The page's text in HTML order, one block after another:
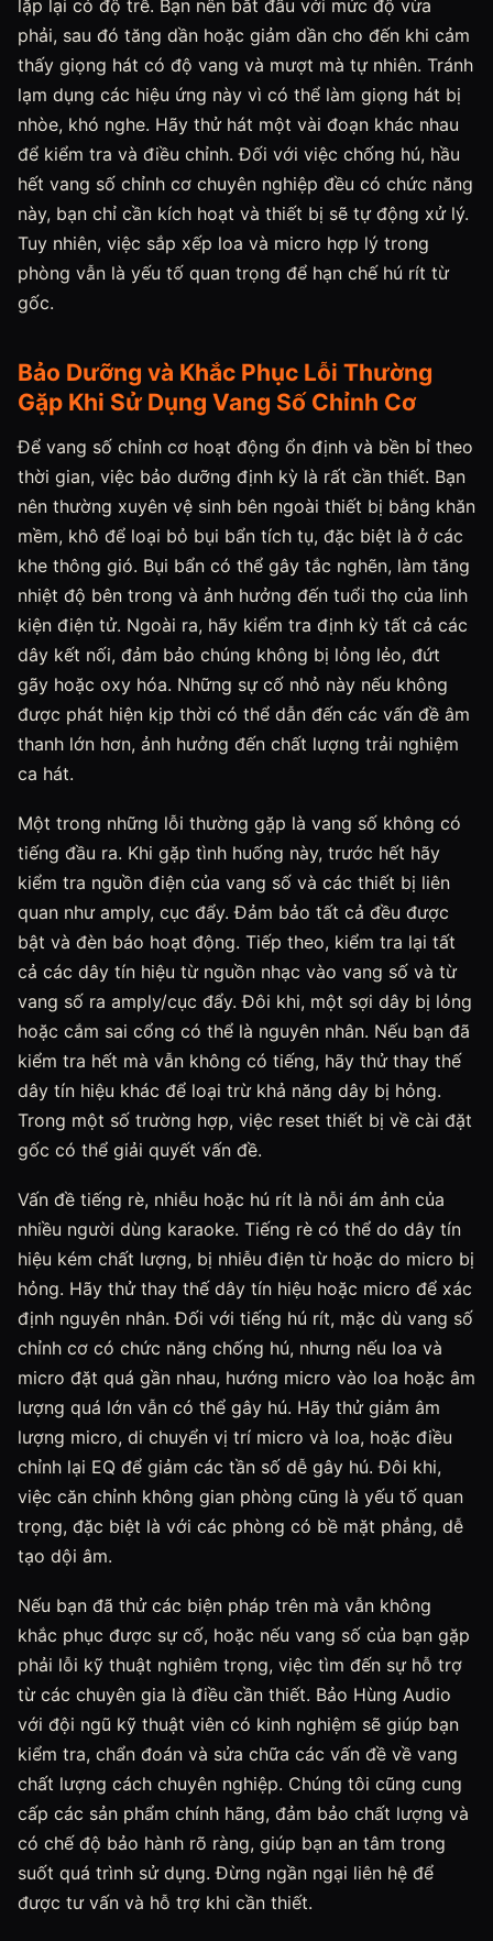
lặp lại có độ trễ. Bạn nên bắt đầu với mức độ vừa
phải, sau đó tăng dần hoặc giảm dần cho đến khi cảm
thấy giọng hát có độ vang và mượt mà tự nhiên. Tránh
lạm dụng các hiệu ứng này vì có thể làm giọng hát bị
nhòe, khó nghe. Hãy thử hát một vài đoạn khác nhau
để kiểm tra và điều chỉnh. Đối với việc chống hú, hầu
hết vang số chỉnh cơ chuyên nghiệp đều có chức năng
này, bạn chỉ cần kích hoạt và thiết bị sẽ tự động xử lý.
Tuy nhiên, việc sắp xếp loa và micro hợp lý trong
phòng vẫn là yếu tố quan trọng để hạn chế hú rít từ
gốc.
Bảo Dưỡng và Khắc Phục Lỗi Thường
Gặp Khi Sử Dụng Vang Số Chỉnh Cơ
Để vang số chỉnh cơ hoạt động ổn định và bền bỉ theo
thời gian, việc bảo dưỡng định kỳ là rất cần thiết. Bạn
nên thường xuyên vệ sinh bên ngoài thiết bị bằng khăn
mềm, khô để loại bỏ bụi bẩn tích tụ, đặc biệt là ở các
khe thông gió. Bụi bẩn có thể gây tắc nghẽn, làm tăng
nhiệt độ bên trong và ảnh hưởng đến tuổi thọ của linh
kiện điện tử. Ngoài ra, hãy kiểm tra định kỳ tất cả các
dây kết nối, đảm bảo chúng không bị lỏng lẻo, đứt
gãy hoặc oxy hóa. Những sự cố nhỏ này nếu không
được phát hiện kịp thời có thể dẫn đến các vấn đề âm
thanh lớn hơn, ảnh hưởng đến chất lượng trải nghiệm
ca hát.
Một trong những lỗi thường gặp là vang số không có
tiếng đầu ra. Khi gặp tình huống này, trước hết hãy
kiểm tra nguồn điện của vang số và các thiết bị liên
quan như amply, cục đẩy. Đảm bảo tất cả đều được
bật và đèn báo hoạt động. Tiếp theo, kiểm tra lại tất
cả các dây tín hiệu từ nguồn nhạc vào vang số và từ
vang số ra amply/cục đẩy. Đôi khi, một sợi dây bị lỏng
hoặc cắm sai cổng có thể là nguyên nhân. Nếu bạn đã
kiểm tra hết mà vẫn không có tiếng, hãy thử thay thế
dây tín hiệu khác để loại trừ khả năng dây bị hỏng.
Trong một số trường hợp, việc reset thiết bị về cài đặt
gốc có thể giải quyết vấn đề.
Vấn đề tiếng rè, nhiễu hoặc hú rít là nỗi ám ảnh của
nhiều người dùng karaoke. Tiếng rè có thể do dây tín
hiệu kém chất lượng, bị nhiễu điện từ hoặc do micro bị
hỏng. Hãy thử thay thế dây tín hiệu hoặc micro để xác
định nguyên nhân. Đối với tiếng hú rít, mặc dù vang số
chỉnh cơ có chức năng chống hú, nhưng nếu loa và
micro đặt quá gần nhau, hướng micro vào loa hoặc âm
lượng quá lớn vẫn có thể gây hú. Hãy thử giảm âm
lượng micro, di chuyển vị trí micro và loa, hoặc điều
chỉnh lại EQ để giảm các tần số dễ gây hú. Đôi khi,
việc căn chỉnh không gian phòng cũng là yếu tố quan
trọng, đặc biệt là với các phòng có bề mặt phẳng, dễ
tạo dội âm.
Nếu bạn đã thử các biện pháp trên mà vẫn không
khắc phục được sự cố, hoặc nếu vang số của bạn gặp
phải lỗi kỹ thuật nghiêm trọng, việc tìm đến sự hỗ trợ
từ các chuyên gia là điều cần thiết. Bảo Hùng Audio
với đội ngũ kỹ thuật viên có kinh nghiệm sẽ giúp bạn
kiểm tra, chẩn đoán và sửa chữa các vấn đề về vang
chất lượng cách chuyên nghiệp. Chúng tôi cũng cung
cấp các sản phẩm chính hãng, đảm bảo chất lượng và
có chế độ bảo hành rõ ràng, giúp bạn an tâm trong
suốt quá trình sử dụng. Đừng ngần ngại liên hệ để
được tư vấn và hỗ trợ khi cần thiết.